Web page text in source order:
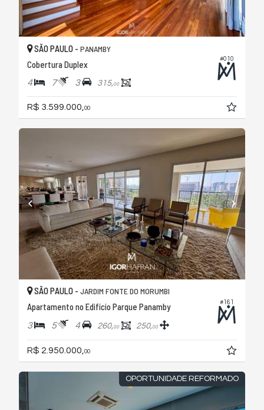
#010
SÃO PAULO - PANAMBY
Cobertura Duplex
4 7 3 315,00
R$ 3.599.000, 00
#161
SÃO PAULO - JARDIM FONTE DO MORUMBI
Apartamento no Edifício Parque Panamby
3 5 4 260,00 250,00
R$ 2.950.000,00
OPORTUNIDADE REFORMADO